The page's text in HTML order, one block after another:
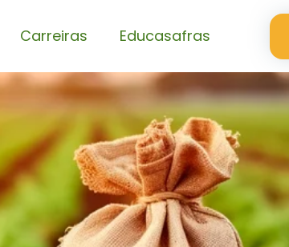
Carreiras Educasafras